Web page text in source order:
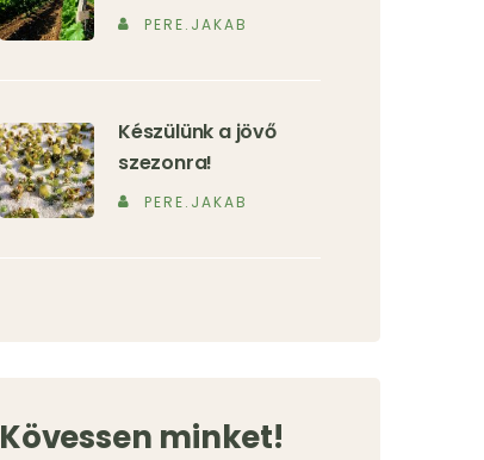
PERE.JAKAB
Készülünk a jövő
szezonra!
PERE.JAKAB
Kövessen minket!